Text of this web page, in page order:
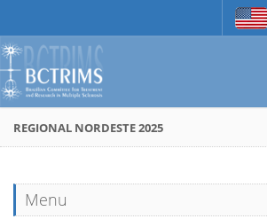
REGIONAL NORDESTE 2025
Menu